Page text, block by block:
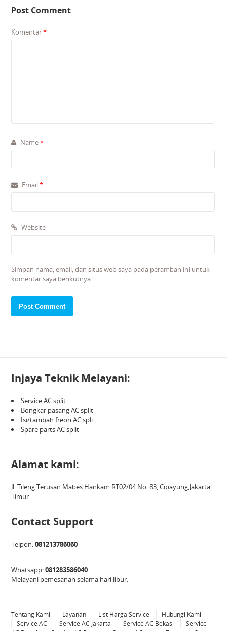
Post Comment
Komentar*
Name*
Email*
Website
Simpan nama, email, dan situs web saya pada peramban ini untuk
komentar saya berikutnya.
Injaya Teknik Melayani:
Service AC split
Bongkar pasang AC split
Isi/tambah freon AC spli
Spare parts AC split
Alamat kami:
Jl. Tileng Terusan Mabes Hankam RT02/04 No. 83, Cipayung,Jakarta
Timur.
Contact Support
Telpon:081213786060
Whatsapp:081283586040
Melayani pemesanan selama hari libur.
Tentang Kami Layanan List Harga Service
Hubungi Kami
Service AC
Service AC Jakarta Service AC Bekasi
Service